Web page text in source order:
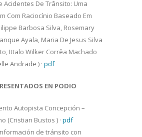
Acidentes De Trânsito: Uma
Com Raciocínio Baseado Em
Barbosa Silva, Rosemary
Ayala, Maria De Jesus Silva
Ittalo Wilker Corrêa Machado
Andrade ) · pdf
EN PODIO
Autopista Concepción –
(Cristian Bustos ) · pdf
de tránsito con